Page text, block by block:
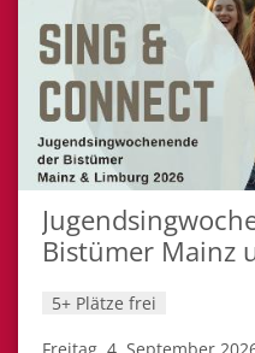
Bistümer Mainz
5+ Plätze frei